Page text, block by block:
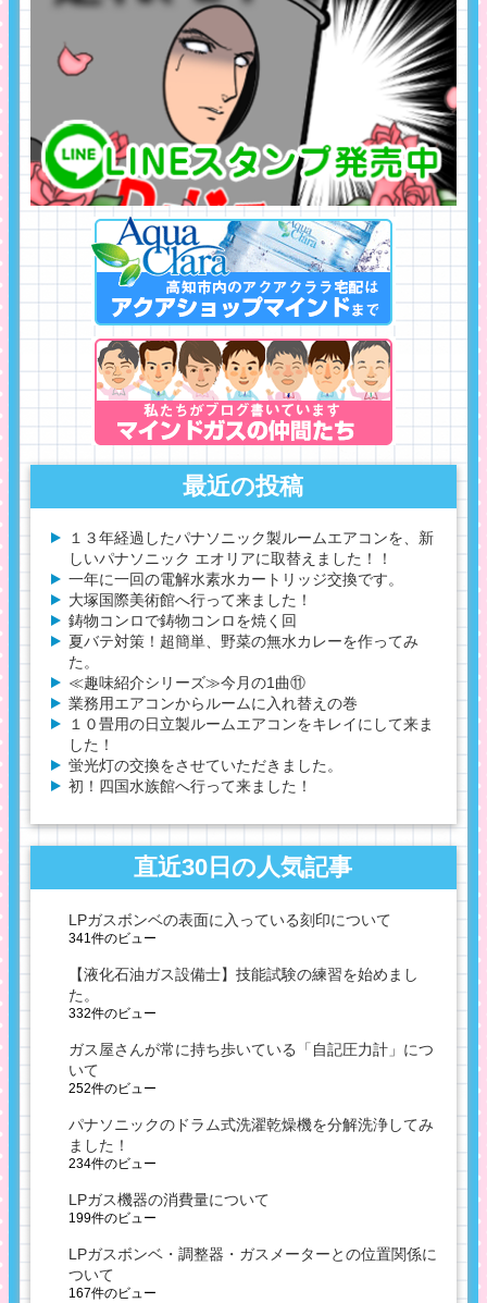
最近の投稿
１３年経過したパナソニック製ルームエアコンを、新
しいパナソニック エオリアに取替えました！！
一年に一回の電解水素水カートリッジ交換です。
大塚国際美術館へ行って来ました！
鋳物コンロで鋳物コンロを焼く回
夏バテ対策！超簡単、野菜の無水カレーを作ってみ
た。
≪趣味紹介シリーズ≫今月の1曲⑪
業務用エアコンからルームに入れ替えの巻
１０畳用の日立製ルームエアコンをキレイにして来ま
した！
蛍光灯の交換をさせていただきました。
初！四国水族館へ行って来ました！
直近30日の人気記事
LPガスボンベの表面に入っている刻印について
341件のビュー
【液化石油ガス設備士】技能試験の練習を始めまし
た。
332件のビュー
ガス屋さんが常に持ち歩いている「自記圧力計」につ
いて
252件のビュー
パナソニックのドラム式洗濯乾燥機を分解洗浄してみ
ました！
234件のビュー
LPガス機器の消費量について
199件のビュー
LPガスボンベ・調整器・ガスメーターとの位置関係に
ついて
167件のビュー